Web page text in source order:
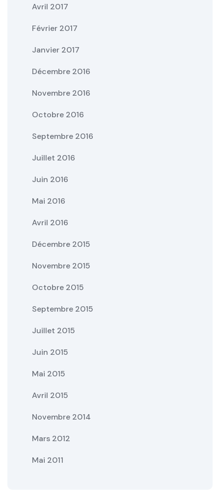
Avril 2017
Février 2017
Janvier 2017
Décembre 2016
Novembre 2016
Octobre 2016
Septembre 2016
Juillet 2016
Juin 2016
Mai 2016
Avril 2016
Décembre 2015
Novembre 2015
Octobre 2015
Septembre 2015
Juillet 2015
Juin 2015
Mai 2015
Avril 2015
Novembre 2014
Mars 2012
Mai 2011